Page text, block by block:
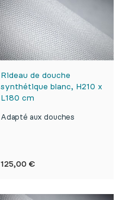
Rideau de douche
synthétique blanc, H210 x
L180 cm
Adapté aux douches
Prix
125,00 €